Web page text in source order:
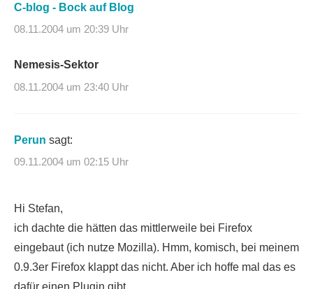
C-blog - Bock auf Blog
08.11.2004 um 20:39 Uhr
Nemesis-Sektor
08.11.2004 um 23:40 Uhr
Perun sagt:
09.11.2004 um 02:15 Uhr
Hi Stefan,
ich dachte die hätten das mittlerweile bei Firefox
eingebaut (ich nutze Mozilla). Hmm, komisch, bei meinem
0.9.3er Firefox klappt das nicht. Aber ich hoffe mal das es